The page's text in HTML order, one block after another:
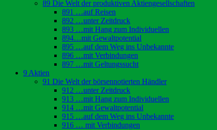
89 Die Welt der produktiven Aktiengesellschaften
891 …auf Reisen
892 …unter Zeitdruck
893 …mit Hang zum Individuellen
894…mit Gewaltpotential
895 …auf dem Weg ins Unbekannte
896 …mit Verbindungen
897 …mit Geltungssucht
9 Aktien
91 Die Welt der börsennotierten Händler
912 …unter Zeitdruck
913 …mit Hang zum Individuellen
914 …mit Gewaltpotential
915 …auf dem Weg ins Unbekannte
916 … mit Verbindungen